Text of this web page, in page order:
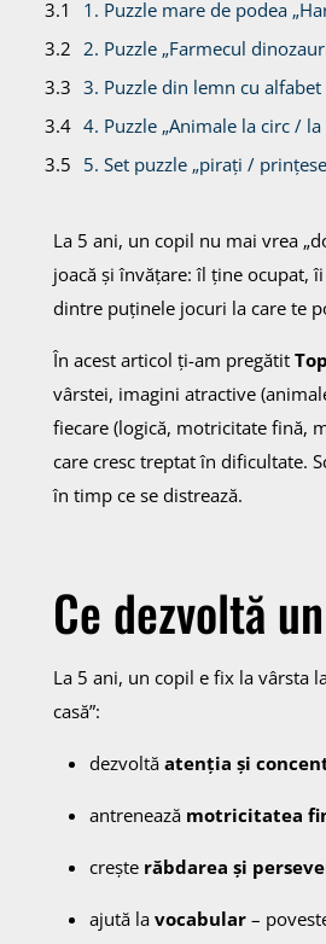
1. Puzzle mare de podea
2. Puzzle „Farmecul
3. Puzzle din lemn cu
4. Puzzle „Animale la circ /
5. Set puzzle „pirați /
7. Puzzle cu numere și
8. Puzzle „4 în 1” cu
9. Puzzle din lemn tip
10. Puzzle „scene din
Cum alegi un puzzle copii 5 ani
Concluzie – puzzle-ul potrivit la
La 5 ani, un copil nu mai vrea
joacă și învățare: îl ține ocupat,
dintre puținele jocuri la care te
În acest articol ți-am pregătit
vârstei, imagini atractive
fiecare (logică, motricitate fină,
care cresc treptat în dificultate.
în timp ce se distrează.
Ce dezvoltă
La 5 ani, un copil e fix la vârsta
casă”:
dezvoltă atenția și
antrenează motricitatea
crește răbdarea și
ajută la vocabular –